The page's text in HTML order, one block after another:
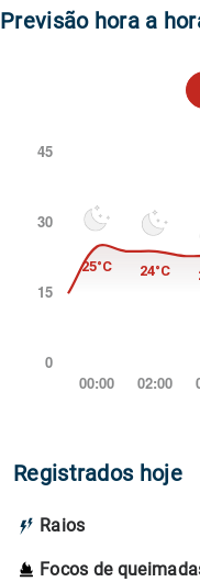
Previsão hora a
Registrados hoje
Raios
Focos de